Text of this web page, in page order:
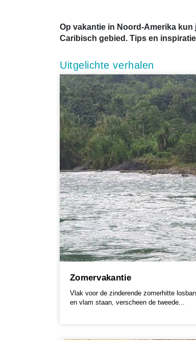
Op vakantie in Noord-Amerika kun
Caribisch gebied. Tips en
Uitgelichte verhalen
Zomervakantie
Vlak voor de zinderende zomerhitte
en vlam staan, verscheen de tweede...